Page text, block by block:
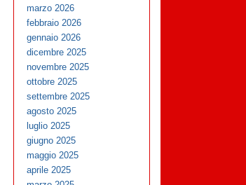
marzo 2026
febbraio 2026
gennaio 2026
dicembre 2025
novembre 2025
ottobre 2025
settembre 2025
agosto 2025
luglio 2025
giugno 2025
maggio 2025
aprile 2025